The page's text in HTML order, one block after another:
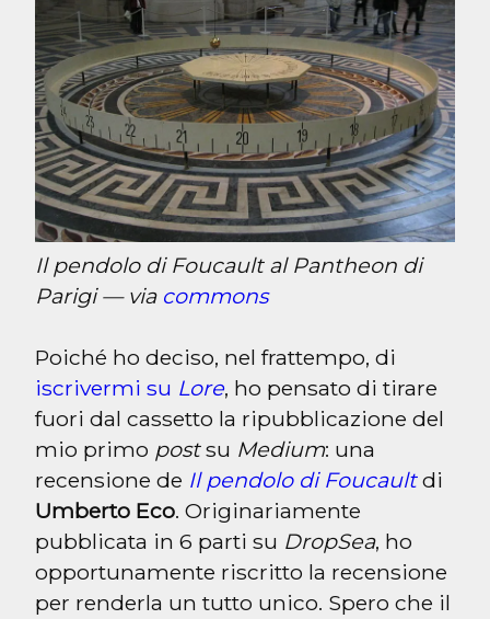
Il pendolo di Foucault al Pantheon di
Parigi — via commons
iscrivermi su Lore, ho pensato di tirare
fuori dal cassetto la ripubblicazione del
mio primo post su Medium: una
recensione de Il pendolo di Foucault
Umberto Eco. Originariamente
pubblicata in 6 parti su DropSea, ho
opportunamente riscritto la recensione
per renderla un tutto unico. Spero che il